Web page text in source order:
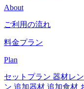
About
ご利用の流れ
料金プラン
Plan
セットプラン 器材レ
ン 追加器材 追加食材